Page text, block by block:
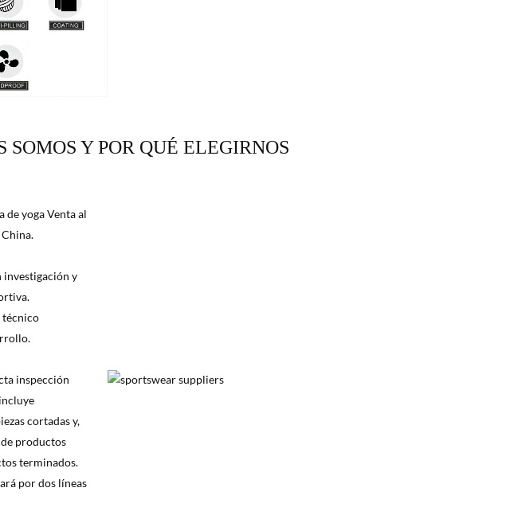
SOMOS Y POR QUÉ ELEGIRNOS
de yoga Venta al
investigación y
técnico
inspección
cortadas y,
productos
terminados.
por dos líneas